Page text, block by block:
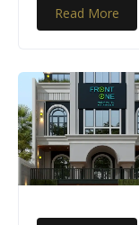
Read More